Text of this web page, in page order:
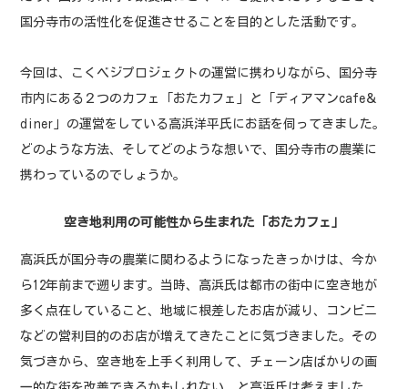
国分寺市の活性化を促進させることを目的とした活動です。
今回は、こくベジプロジェクトの運営に携わりながら、国分寺
市内にある２つのカフェ「おたカフェ」と「ディアマンcafe＆
diner」の運営をしている高浜洋平氏にお話を伺ってきました。
どのような方法、そしてどのような想いで、国分寺市の農業に
携わっているのでしょうか。
空き地利用の可能性から生まれた「おたカフェ」
高浜氏が国分寺の農業に関わるようになったきっかけは、今か
ら12年前まで遡ります。当時、高浜氏は都市の街中に空き地が
多く点在していること、地域に根差したお店が減り、コンビニ
などの営利目的のお店が増えてきたことに気づきました。その
気づきから、空き地を上手く利用して、 チェーン店ばかりの画